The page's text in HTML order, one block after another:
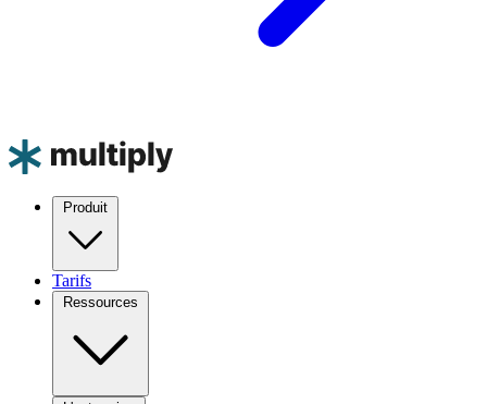
Produit
Tarifs
Ressources